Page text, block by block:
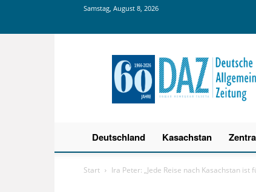
Samstag, August 8, 2026
Deutsche
Allgemeine
Zeitung
Deutschland Kasachstan
Start Ira Peter: „Jede Reise nach Kasachstan ist